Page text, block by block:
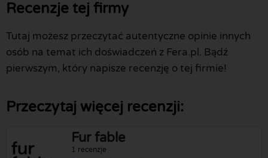
Recenzje tej firmy
Tutaj możesz przeczytać autentyczne opinie innych
osób na temat ich doświadczeń z Fera.pl. Bądź
pierwszym, który napisze recenzję o tej firmie!
Przeczytaj więcej recenzji:
Fur fable
1 recenzje